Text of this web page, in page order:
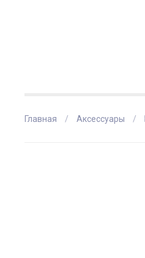
Главная Аксессуары